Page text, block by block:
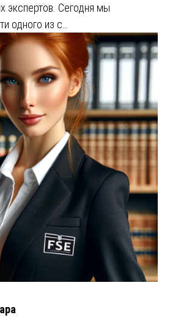
экспертов. Сегодня мы
одного из с…